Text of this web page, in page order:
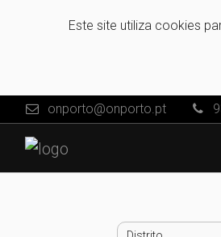
Este site utiliza cookies
onporto@onporto.pt